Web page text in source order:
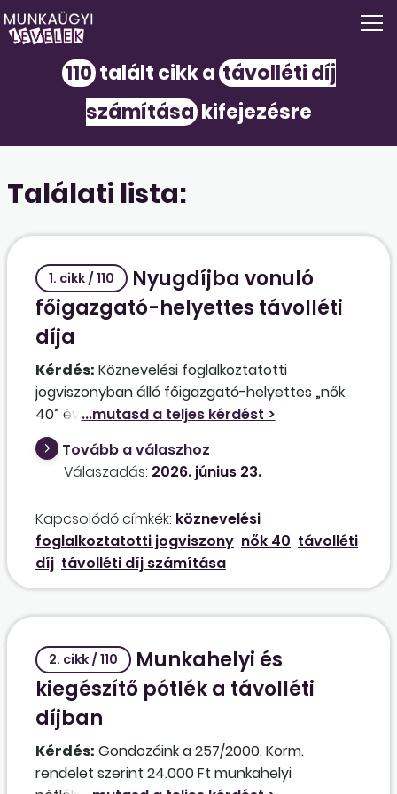
110talált cikk a távolléti díj
számításakifejezésre
Találati lista:
1. cikk / 110
Nyugdíjba vonuló
főigazgató-helyettes távolléti
díja
Kérdés: Köznevelési foglalkoztatotti
jogviszonyban álló főigazgató-helyettes „nők
40” éve jogosultsági idővel nyugdíjba vonul. A
felmentési idő kezdete 2026. január 1.
Munkavégzés alól felmentve 2026. május 1-től.
2026. március 13-tól 2026. április 30-ig
május 1-től visszavonták. A vezetői pótlékát
tartalmazza-e, illetve meddig kell, hogy
tartalmazza a távolléti díj?
Tovább a válaszhoz
Válaszadás: 2026. június 23.
Kapcsolódó címkék: köznevelési
foglalkoztatotti jogviszony nők 40 távolléti
díj távolléti díj számítása
2. cikk / 110
Munkahelyi és
kiegészítő pótlék a távolléti
díjban
Kérdés: Gondozóink a 257/2000. Korm.
rendelet szerint 24.000 Ft munkahelyi